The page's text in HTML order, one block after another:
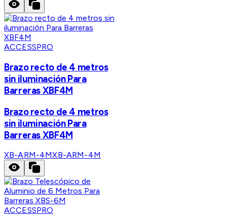
ACCESSPRO
Brazo recto de 4 metros
sin iluminación Para
Barreras XBF4M
Brazo recto de 4 metros
sin iluminación Para
Barreras XBF4M
XB-ARM-4MXB-ARM-4M
ACCESSPRO